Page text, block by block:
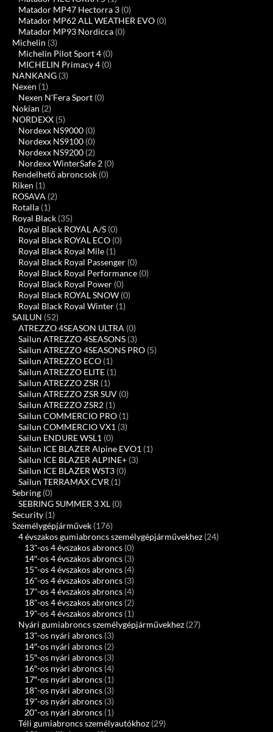
Matador MP47 Hectorra 3 (0)
Matador MP62 ALL WEATHER EVO (0)
Matador MP93 Nordicca (0)
Michelin (3)
Michelin Pilot Sport 4 (0)
MICHELIN Primacy 4 (0)
NANKANG (3)
Nexen (1)
Nexen N'Fera Sport (0)
Nokian (2)
NORDEXX (5)
Nordexx NS9000 (0)
Nordexx NS9100 (0)
Nordexx NS9200 (2)
Nordexx WinterSafe 2 (0)
Rendelhető abroncsok (0)
Riken (1)
ROSAVA (2)
Rotalla (1)
Royal Black (35)
Royal Black ROYAL A/S (0)
Royal Black ROYAL ECO (0)
Royal Black Royal Mile (1)
Royal Black Royal Passenger (0)
Royal Black Royal Performance (0)
Royal Black Royal Power (0)
Royal Black ROYAL SNOW (0)
Royal Black Royal Winter (1)
SAILUN (52)
ATREZZO 4SEASON ULTRA (0)
Sailun ATREZZO 4SEASONS (3)
Sailun ATREZZO 4SEASONS PRO (5)
Sailun ATREZZO ECO (1)
Sailun ATREZZO ELITE (1)
Sailun ATREZZO ZSR (1)
Sailun ATREZZO ZSR SUV (0)
Sailun ATREZZO ZSR2 (1)
Sailun COMMERCIO PRO (1)
Sailun COMMERCIO VX1 (3)
Sailun ENDURE WSL1 (0)
Sailun ICE BLAZER Alpine EVO1 (1)
Sailun ICE BLAZER ALPINE+ (3)
Sailun ICE BLAZER WST3 (0)
Sailun TERRAMAX CVR (1)
Sebring (0)
SEBRING SUMMER 3 XL (0)
Security (1)
Személygépjárművek (176)
4 évszakos gumiabroncs személygépjárművekhez (24)
13"-os 4 évszakos abroncs (0)
14″-os 4 évszakos abroncs (3)
15"-os 4 évszakos abroncs (4)
16"-os 4 évszakos abroncs (3)
17"-os 4 évszakos abroncs (4)
18"-os 4 évszakos abroncs (2)
19"-os 4 évszakos abroncs (1)
Nyári gumiabroncs személygépjárművekhez (27)
13"-os nyári abroncs (3)
14″-os nyári abroncs (2)
15″-os nyári abroncs (3)
16″-os nyári abroncs (4)
17″-os nyári abroncs (1)
18"-os nyári abroncs (3)
19"-os nyári abroncs (3)
20"-os nyári abroncs (1)
Téli gumiabroncs személyautókhoz (29)